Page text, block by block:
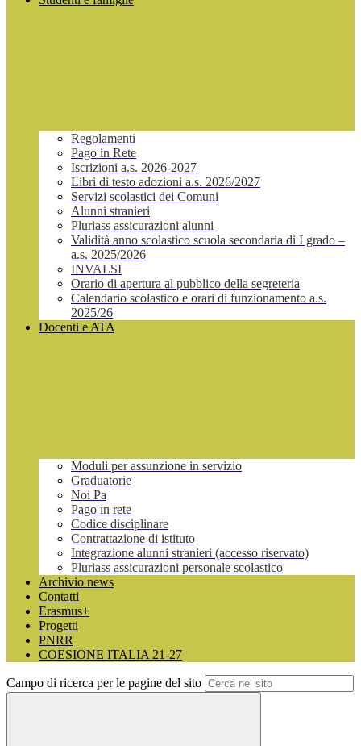
Regolamenti
Pago in Rete
Iscrizioni a.s. 2026-2027
Libri di testo adozioni a.s. 2026/2027
Servizi scolastici dei Comuni
Alunni stranieri
Pluriass assicurazioni alunni
Validità anno scolastico scuola secondaria di I grado –
a.s. 2025/2026
INVALSI
Orario di apertura al pubblico della segreteria
Calendario scolastico e orari di funzionamento a.s.
2025/26
Docenti e ATA
Moduli per assunzione in servizio
Graduatorie
Noi Pa
Pago in rete
Codice disciplinare
Contrattazione di istituto
Integrazione alunni stranieri (accesso riservato)
Pluriass assicurazioni personale scolastico
Archivio news
Contatti
Erasmus+
Progetti
PNRR
COESIONE ITALIA 21-27
Campo di ricerca per le pagine del sito